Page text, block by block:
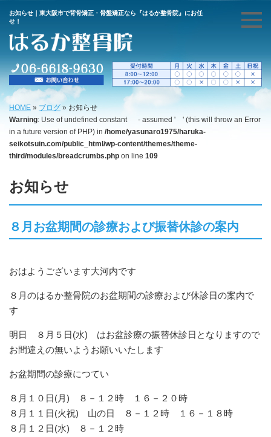
お知らせ｜東大阪市で背骨矯正・骨盤矯正なら『はるか整骨院』にお任
せ！
HOME » ブログ » お知らせ
Warning: Use of undefined constant - assumed ' ' (this will throw an Error
in a future version of PHP) in /home/yasunaro1975/haruka-
seikotsuin.com/public_html/wp-content/themes/theme-
third/modules/breadcrumbs.php on line 109
お知らせ
８月お盆期間の診療および振替休診の案内
おはようございます大河内です
８月のはるか整骨院のお盆期間の診療および休診日の案内で
す
明日 ８月５日(水) はお盆診療の振替休診日となりますので
お間違えの無いようお願いいたします
お盆期間の診療につてい
８月１０日(月) ８－１２時 １６－２０時
８月１１日(火祝) 山の日 ８－１２時 １６－１８時
８月１２日(水) ８－１２時